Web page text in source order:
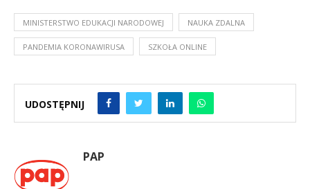
MINISTERSTWO EDUKACJI NARODOWEJ NAUKA ZDALNA
PANDEMIA KORONAWIRUSA SZKOŁA ONLINE
UDOSTĘPNIJ
PAP